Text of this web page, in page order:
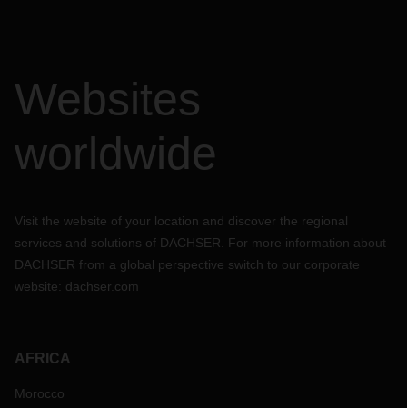
Websites
worldwide
Visit the website of your location and discover the regional
services and solutions of DACHSER. For more information about
DACHSER from a global perspective switch to our corporate
website: dachser.com
AFRICA
Morocco